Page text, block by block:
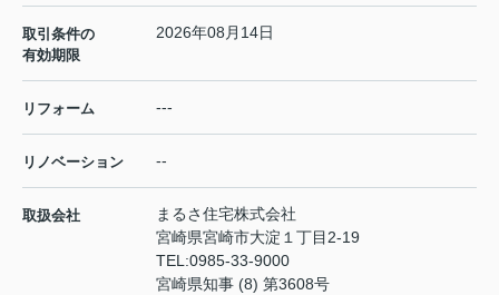
取引条件の
有効期限
2026年08月14日
リフォーム ---
リノベーション --
取扱会社
まるさ住宅株式会社
宮崎県宮崎市大淀１丁目2-19
TEL:0985-33-9000
宮崎県知事 (8) 第3608号